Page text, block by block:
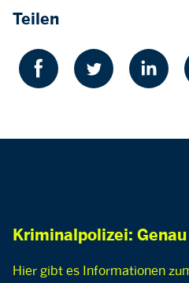
Teilen
Kriminalpolizei:
Hier gibt es Informationen